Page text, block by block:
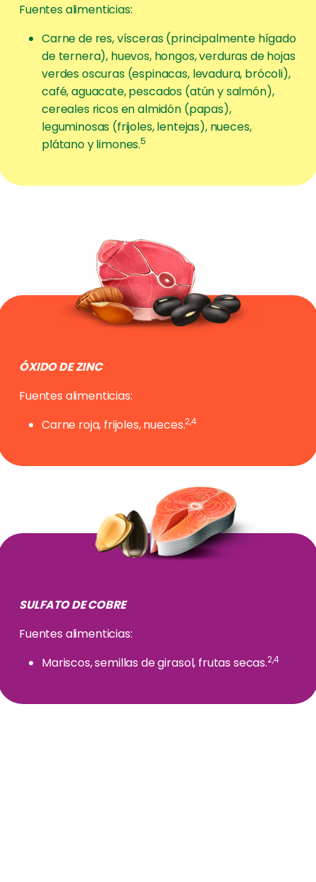
Fuentes alimenticias:
Carne de res, vísceras (principalmente hígado
de ternera), huevos, hongos, verduras de hojas
verdes oscuras (espinacas, levadura, brócoli),
café, aguacate, pescados (atún y salmón),
cereales ricos en almidón (papas),
leguminosas (frijoles, lentejas), nueces,
plátano y limones.5
ÓXIDO DE ZINC
Fuentes alimenticias:
Carne roja, frijoles, nueces.2,4
SULFATO DE COBRE
Fuentes alimenticias:
Mariscos, semillas de girasol, frutas secas.2,4